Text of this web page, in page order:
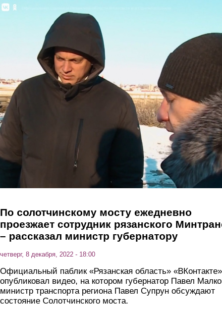
Перейти к основному содержанию
По солотчинскому мосту ежедневно
проезжает сотрудник рязанского
– рассказал министр губернатору
четверг, 8 декабря, 2022 - 18:00
Официальный паблик «Рязанская область» «ВКонтакте»
опубликовал видео, на котором губернатор Павел
министр транспорта региона Павел Супрун обсуждают
состояние Солотчинского моста.